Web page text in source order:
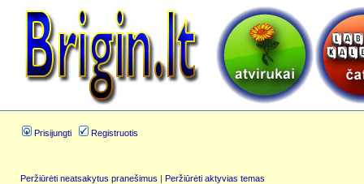
Prisijungti Registruotis
Peržiūrėti neatsakytus pranešimus | Peržiūrėti aktyvias temas